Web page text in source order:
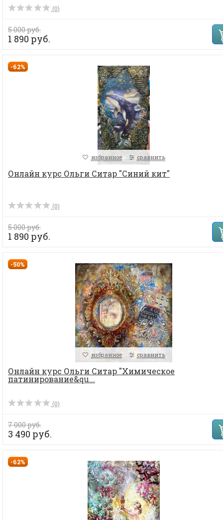
(0)
5 000 руб.
1 890 руб.
-62%
избранное сравнить
Онлайн курс Ольги Ситар "Синий кит"
(0)
5 000 руб.
1 890 руб.
-50%
избранное сравнить
Онлайн курс Ольги Ситар "Химическое
патинирование&qu...
(0)
7 000 руб.
3 490 руб.
-62%